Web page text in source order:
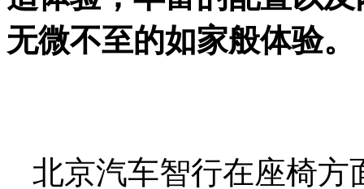
无微不至的如家般体验。
北京汽车智行在座椅方